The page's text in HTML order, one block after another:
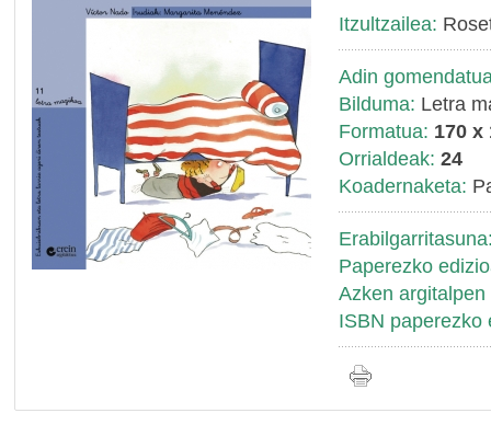
Itzultzailea:
Adin
Bilduma: Letra
Formatua: 170 x
Orrialdeak: 24
Koadernaketa:
Paperezko
Azken argitalpen
ISBN paperezko